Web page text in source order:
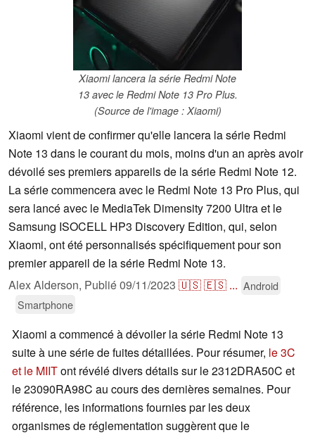
Xiaomi lancera la série Redmi Note
13 avec le Redmi Note 13 Pro Plus.
(Source de l'image : Xiaomi)
Xiaomi vient de confirmer qu'elle lancera la série Redmi
Note 13 dans le courant du mois, moins d'un an après avoir
dévoilé ses premiers appareils de la série Redmi Note 12.
La série commencera avec le Redmi Note 13 Pro Plus, qui
sera lancé avec le MediaTek Dimensity 7200 Ultra et le
Samsung ISOCELL HP3 Discovery Edition, qui, selon
Xiaomi, ont été personnalisés spécifiquement pour son
premier appareil de la série Redmi Note 13.
Alex Alderson, Publié09/11/2023 🇺🇸🇪🇸 ... Android
Smartphone
Xiaomi a commencé à dévoiler la série Redmi Note 13
suite à une série de fuites détaillées. Pour résumer, le 3C
et le MIITont révélé divers détails sur le 2312DRA50C et
le 23090RA98C au cours des dernières semaines. Pour
référence, les informations fournies par les deux
organismes de réglementation suggèrent que le